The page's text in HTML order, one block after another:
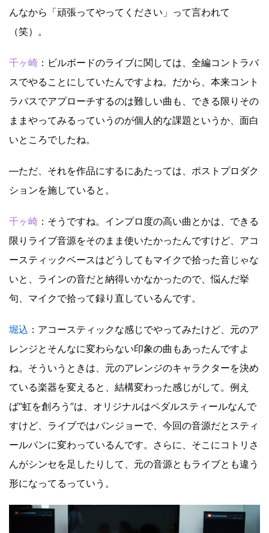
んなから「頑張ってやってください」って言われて
（笑）。
千ヶ崎 ：ビルボードのライブに関しては、全編コントラバ
スでやることにしていたんですよね。だから、本来コント
ラバスでアプローチするのは難しい曲も、できる限りその
ままやってみるっていうのが個人的な課題というか、面白
いところでしたね。
―ただ、それを作品にするにあたっては、ポストプロダク
ションを施していると。
千ヶ崎 ：そうですね。インプロ度の高い曲とかは、できる
限りライブ音源をそのまま使いたかったんですけど、アコ
ースティックベースはどうしてもマイクで拾った音じゃな
いと、ラインの音だと納得いかなかったので、悩んだ挙
句、マイクで拾って録り直しているんです。
堀込 ：アコースティックな感じでやってみたけど、元のア
レンジとそんなに変わらない印象の曲もあったんですよ
ね。そういうときは、元のアレンジのキャラクターを決め
ている楽器を変えると、結構変わった感じがして。例え
ば“虹を創ろう”は、オリジナルはペダルスティールなんで
すけど、ライブではバンジョーで、今回の音源だとスティ
ールパンに変わっているんです。さらに、そこにコトリさ
んがシンセを足したりして、元の音源ともライブとも違う
形になってるっていう。